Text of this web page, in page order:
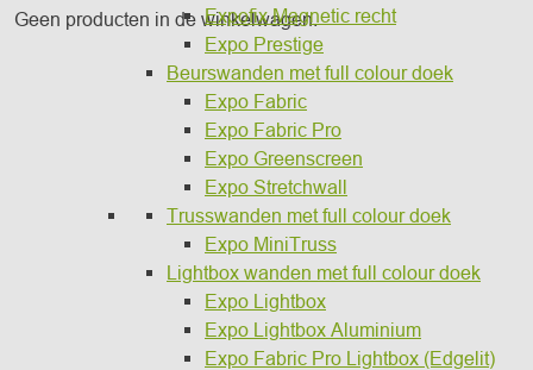
Geen producten in de winkelwagen.
Expofix Magnetic recht
Expo Prestige
Beurswanden met full colour doek
Expo Fabric
Expo Fabric Pro
Expo Greenscreen
Expo Stretchwall
Trusswanden met full colour doek
Expo MiniTruss
Lightbox wanden met full colour doek
Expo Lightbox
Expo Lightbox Aluminium
Expo Fabric Pro Lightbox (Edgelit)